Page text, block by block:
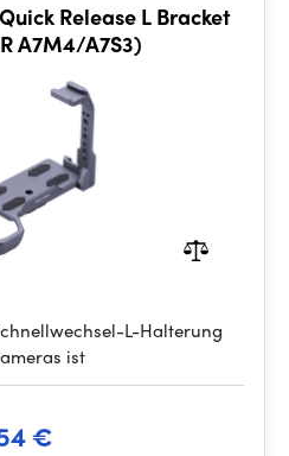
Release L Bracket
A7M4/A7S3)
L-Halterung
ist
€